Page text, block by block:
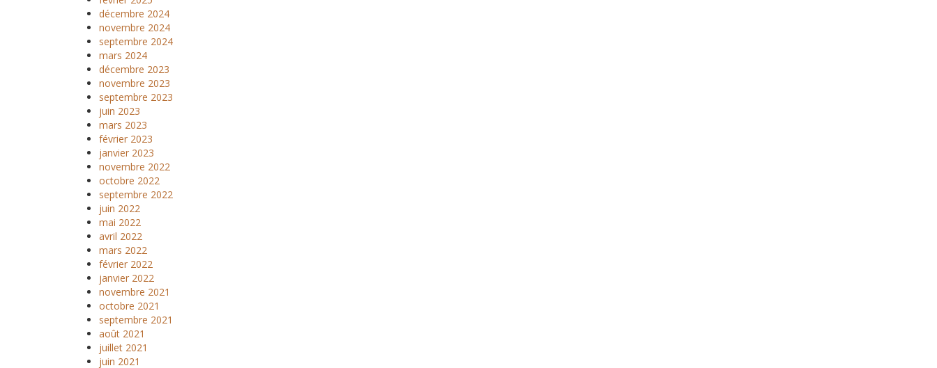
décembre 2024
novembre 2024
septembre 2024
mars 2024
décembre 2023
novembre 2023
septembre 2023
juin 2023
mars 2023
février 2023
janvier 2023
novembre 2022
octobre 2022
septembre 2022
juin 2022
mai 2022
avril 2022
mars 2022
février 2022
janvier 2022
novembre 2021
octobre 2021
septembre 2021
août 2021
juillet 2021
juin 2021